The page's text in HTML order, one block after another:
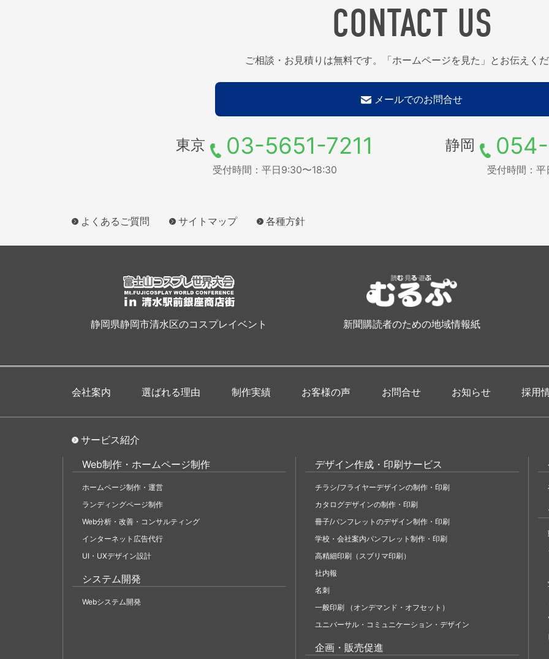
CONTACT US
ご相談・お見積りは無料です。「ホームページを見た」とお伝えく
メールでのお問合せ
東京 03-5651-7211
受付時間：平日9:30〜18:30
静岡
受付時間：
よくあるご質問 サイトマップ 各種方針
静岡県静岡市清水区のコスプレイベント 新聞購読者のための地域情報紙
会社案内 選ばれる理由 制作実績 お客様の声 お問合せ お知らせ 採用
サービス紹介
Web制作・ホームページ制作
ホームページ制作・運営
ランディングページ制作
Web分析・改善・コンサルティング
インターネット広告代行
UI・UXデザイン設計
システム開発
Webシステム開発
デザイン作成・印刷サービス
チラシ/フライヤーデザインの制作・印刷
カタログデザインの制作・印刷
冊子/パンフレットのデザイン制作・印刷
学校・会社案内パンフレット制作・印刷
高精細印刷（スブリマ印刷）
社内報
名刺
一般印刷 （オンデマンド・オフセット）
ユニバーサル・コミュニケーション・デザイン
企画・販売促進